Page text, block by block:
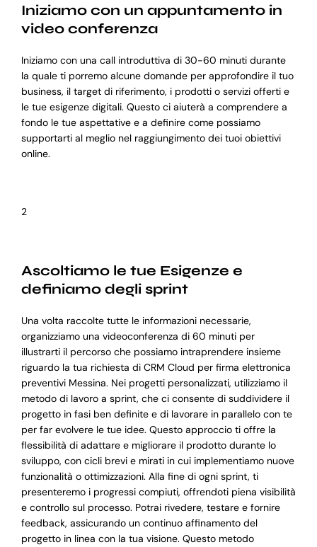
Iniziamo con un appuntamento in
video conferenza
Iniziamo con una call introduttiva di 30-60 minuti durante
la quale ti porremo alcune domande per approfondire il tuo
business, il target di riferimento, i prodotti o servizi offerti e
le tue esigenze digitali. Questo ci aiuterà a comprendere a
fondo le tue aspettative e a definire come possiamo
supportarti al meglio nel raggiungimento dei tuoi obiettivi
online.
2
Ascoltiamo le tue Esigenze e
definiamo degli sprint
Una volta raccolte tutte le informazioni necessarie,
organizziamo una videoconferenza di 60 minuti per
illustrarti il percorso che possiamo intraprendere insieme
riguardo la tua richiesta di CRM Cloud per firma elettronica
preventivi Messina. Nei progetti personalizzati, utilizziamo il
metodo di lavoro a sprint, che ci consente di suddividere il
progetto in fasi ben definite e di lavorare in parallelo con te
per far evolvere le tue idee. Questo approccio ti offre la
flessibilità di adattare e migliorare il prodotto durante lo
sviluppo, con cicli brevi e mirati in cui implementiamo nuove
funzionalità o ottimizzazioni. Alla fine di ogni sprint, ti
presenteremo i progressi compiuti, offrendoti piena visibilità
e controllo sul processo. Potrai rivedere, testare e fornire
feedback, assicurando un continuo affinamento del
progetto in linea con la tua visione. Questo metodo